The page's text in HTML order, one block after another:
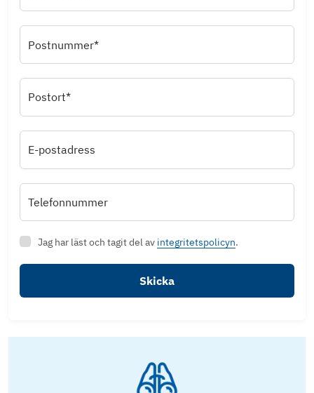
Postnummer*
Postort*
E-postadress
Telefonnummer
Jag har läst och tagit del av integritetspolicyn.
Skicka